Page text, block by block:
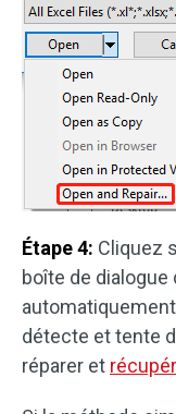
Étape 4: Cliquez
boîte de dialogue
détecte et tente
réparer et